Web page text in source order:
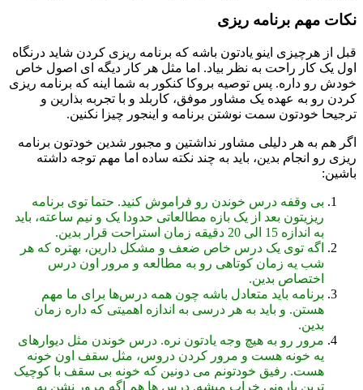
نکات مهم برنامه ریزی
قبل از هرچیزی اینو یادتون باشه که برنامه ریزی کردن شاید درنگاه
اول یک کار راحت به نظر بیاد. اما مثل هر کار دیگه ای اصول خاص
خودش رو داره. پس توصیه بروکا کنکور به شما اینه که برنامه ریزی
کردن رو به عهده یک مشاور موفق، کاربلد و با تجربه بذارین و
ترجیحا خودتون سمت نوشتن برنامه و اینجور چیزا نکنین.
اگر هم به هر دلیلی مشاور نداشتین و مجبور شدین خودتون برنامه
ریزی رو انجام بدین، باید به چند نکته ساده اما مهم توجه داشته
باشین:
بی وقفه درس خوندن رو فراموش کنید. حتما توی برنامه
ریزیتون بعد از یک بازه مطالعاتی حدودا یک و نیم ساعته، باید
به اندازه 15 الی 20 دقیقه زمان استراحت قرار بدین.
اگه توی یک درس خاص ضعف و مشکل دارین، بهتره که هر
شب یه زمان کوتاهی رو به مطالعه و مرور اون درس
اختصاص بدین.
برنامه باید متعادل باشه چون همه درس‌ها برای ما مهم
هستن. و باید به هر درسی به اندازه اهمیتی که داره زمان
بدین.
مرور رو به هیچ وجه یادتون نره. درس خوندن مثل دیوارهای
یه خونه هست و مرور کردن دروس، مثل سقف اون خونه
هست. رفیق خودتونم می دونین که خونه بی سقف با کوچیک
ترین بارونی خراب میشه. درس ها هم اگه مرور نشن به